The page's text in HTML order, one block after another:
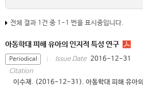
전체 결과 1건 중 1-1 번을 표시중입니다.
아동학대 피해 유아의 인지적 특성 연구
Periodical Issue Date 2016-12-31
Citation
이수재. (2016-12-31). 아동학대 피해 유아의